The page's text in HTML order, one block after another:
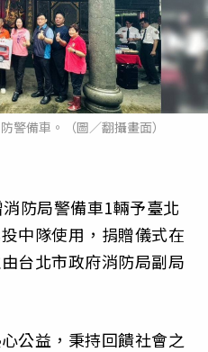
警備車。（圖／翻攝畫面）
防局警備車1輛予臺北
中隊使用，捐贈儀式在
台北市政府消防局副局
公益，秉持回饋社會之